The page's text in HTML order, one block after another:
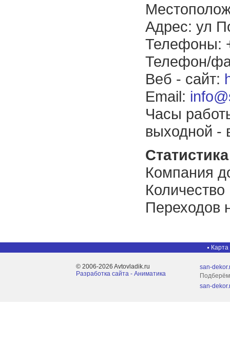
Адрес: ул
Телефоны:
Телефон/
Веб - сайт:
Email:
Часы
выходной -
Компания
Переходов
Карта
© 2006-2026 Avtovladik.ru
Разработка сайта - Aниматика
san-
san-